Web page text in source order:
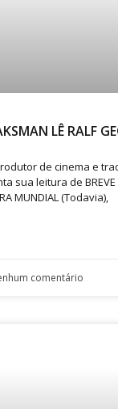
LÊ RALF
de cinema e
sua leitura de BREVE
MUNDIAL (Todavia),
comentário